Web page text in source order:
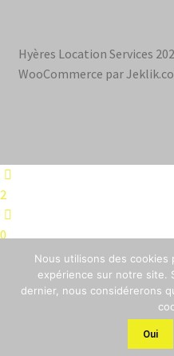
Hyères Location Services
WooCommerce par
2
0
Nous utilisons des cookies
expérience sur notre site.
dernier, nous considérerons
Oui